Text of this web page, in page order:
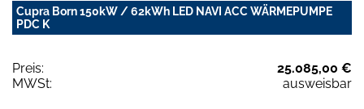
Cupra Born 150kW / 62kWh LED NAVI ACC WÄRMEPUMPE
PDC K
Preis:
25.085,00 €
MWSt:
ausweisbar